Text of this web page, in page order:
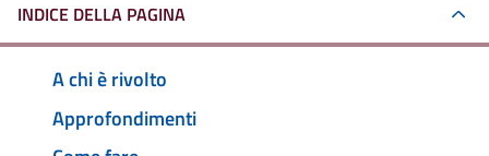
INDICE DELLA PAGINA
A chi è rivolto
Approfondimenti